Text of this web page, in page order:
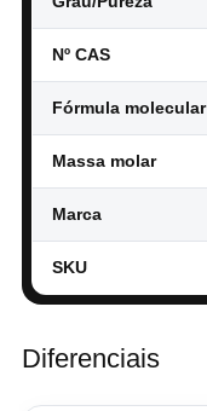
Nº CAS
Fórmula molecular
Massa molar
Marca
SKU
Diferenciais